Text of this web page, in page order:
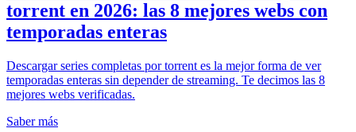
torrent en 2026: las 8 mejores webs con
temporadas enteras
Descargar series completas por torrent es la mejor forma de ver
temporadas enteras sin depender de streaming. Te decimos las 8
mejores webs verificadas.
Saber más